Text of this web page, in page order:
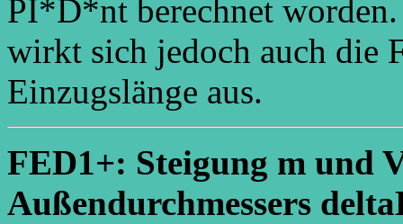
PI*D*nt berechnet
wirkt sich jedoch auch die
Einzugslänge aus.
FED1+: Steigung m und
Außendurchmessers